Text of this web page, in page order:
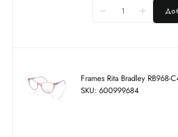
Frames Rita Bradley RB968-
SKU: 600999684